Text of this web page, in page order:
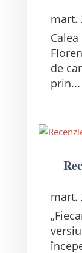
mart.
de
prin...
mart.